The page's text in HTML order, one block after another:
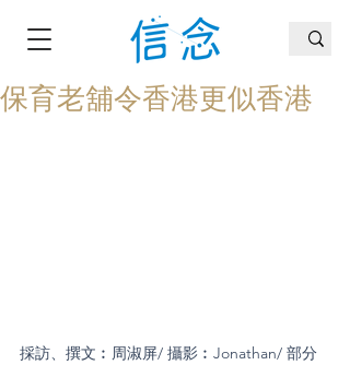
保育老舖令香港更似香港
採訪、撰文︰周淑屏/ 攝影︰Jonathan/ 部分